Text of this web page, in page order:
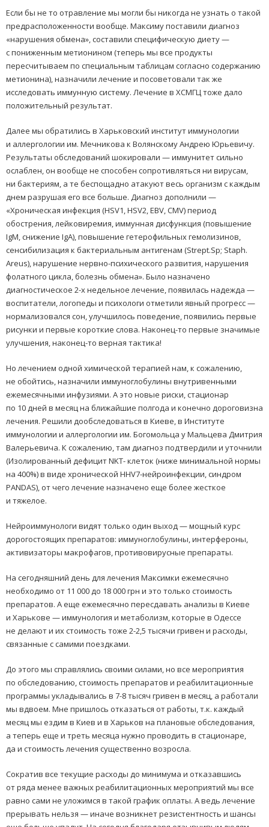
Если бы не то отравление мы могли бы никогда не узнать о такой
предрасположенности вообще. Максиму поставили диагноз
«нарушения обмена», составили специфическую диету —
с пониженным метионином (теперь мы все продукты
пересчитываем по специальным таблицам согласно содержанию
метионина), назначили лечение и посоветовали так же
исследовать иммунную систему. Лечение в ХСМГЦ тоже дало
положительный результат.
Далее мы обратились в Харьковский институт иммунологии
и аллергологии им. Мечникова к Волянскому Андрею Юрьевичу.
Результаты обследований шокировали — иммунитет сильно
ослаблен, он вообще не способен сопротивляться ни вирусам,
ни бактериям, а те беспощадно атакуют весь организм с каждым
днем разрушая его все больше. Диагноз дополнили —
«Хроническая инфекция (HSV1, HSV2, EBV, CMV) период
обострения, лейковиремия, иммунная дисфункция (повышение
IgM, снижение IgA), повышение гетерофильных гемолизинов,
сенсибилизация к бактериальным антигенам (Strept.Sp; Staph.
Areus), нарушение нервно-психического развития, нарушения
фолатного цикла, болезнь обмена». Было назначено
диагностическое 2-х недельное лечение, появилась надежда —
воспитатели, логопеды и психологи отметили явный прогресс —
нормализовался сон, улучшилось поведение, появились первые
рисунки и первые короткие слова. Наконец-то первые значимые
улучшения, наконец-то верная тактика!
Но лечением одной химической терапией нам, к сожалению,
не обойтись, назначили иммуноглобулины внутривенными
ежемесячными инфузиями. А это новые риски, стационар
по 10 дней в месяц на ближайшие полгода и конечно дороговизна
лечения. Решили дообследоваться в Киеве, в Институте
иммунологии и аллергологии им. Богомольца у Мальцева Дмитрия
Валерьевича. К сожалению, там диагноз подтвердили и уточнили
(Изолированный дефицит NKT- клеток (ниже минимальной нормы
на 400%) в виде хронической HHV7-нейроинфекции, синдром
PANDAS), от чего лечение назначено еще более жесткое
и тяжелое.
Нейроиммунологи видят только один выход — мощный курс
дорогостоящих препаратов: иммуноглобулины, интерфероны,
активизаторы макрофагов, противовирусные препараты.
На сегодняшний день для лечения Максимки ежемесячно
необходимо от 11 000 до 18 000 грн и это только стоимость
препаратов. А еще ежемесячно пересдавать анализы в Киеве
и Харькове — иммунология и метаболизм, которые в Одессе
не делают и их стоимость тоже 2-2,5 тысячи гривен и расходы,
связанные с самими поездками.
До этого мы справлялись своими силами, но все мероприятия
по обследованию, стоимость препаратов и реабилитационные
программы укладывались в 7-8 тысяч гривен в месяц, а работали
мы вдвоем. Мне пришлось отказаться от работы, т.к. каждый
месяц мы ездим в Киев и в Харьков на плановые обследования,
а теперь еще и треть месяца нужно проводить в стационаре,
да и стоимость лечения существенно возросла.
Сократив все текущие расходы до минимума и отказавшись
от ряда менее важных реабилитационных мероприятий мы все
равно сами не уложимся в такой график оплаты. А ведь лечение
прерывать нельзя — иначе возникнет резистентность и шансы